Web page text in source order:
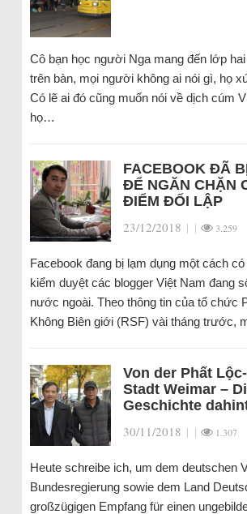
Cô bạn học người Nga mang đến lớp
trên bàn, mọi người không ai nói gì, họ
Có lẽ ai đó cũng muốn nói về dịch cúm
họ…
FACEBOOK ĐÃ
ĐỂ NGĂN CHẶN
ĐIỂM ĐỐI LẬP
23/12/2018 | | 3.259
Facebook đang bị lạm dụng một cách có
kiểm duyệt các blogger Việt Nam đang
nước ngoài. Theo thông tin của tổ chức
Không Biên giới (RSF) vài tháng trước,
Von der Phất
Stadt Weimar –
Geschichte
30/11/2018 | | 1.307
Heute schreibe ich, um dem deutschen
Bundesregierung sowie dem Land
großzügigen Empfang für einen